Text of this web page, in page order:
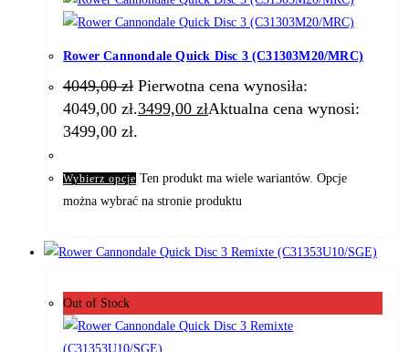
Rower Cannondale Quick Disc 3 (C31303M20/MRC)
4049,00zł Pierwotna cena wynosiła:
4049,00 zł.3499,00 złAktualna cena wynosi:
3499,00 zł.
Wybierz opcje Ten produkt ma wiele wariantów. Opcje
można wybrać na stronie produktu
Out of Stock